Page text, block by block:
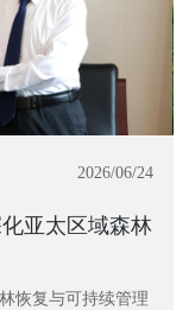
2026/06/24
亚太区域森林
恢复与可持续管理